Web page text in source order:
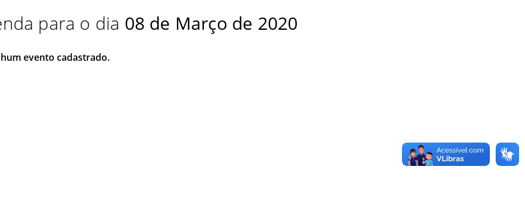
para o dia 08 de Março de 2020
evento cadastrado.